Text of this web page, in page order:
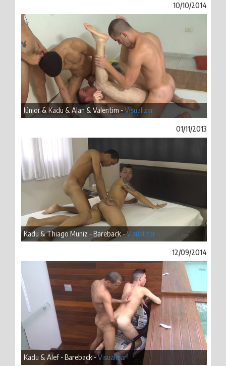
10/10/2014
Júnior & Kadu & Alan & Valentim -Visualizar
01/11/2013
Kadu & Thiago Muniz - Bareback -Visualizar
12/09/2014
Kadu & Alef - Bareback -Visualizar